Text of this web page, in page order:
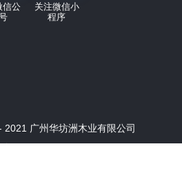
信公
关注微信小
程序
广州华坊洲木业有限公司